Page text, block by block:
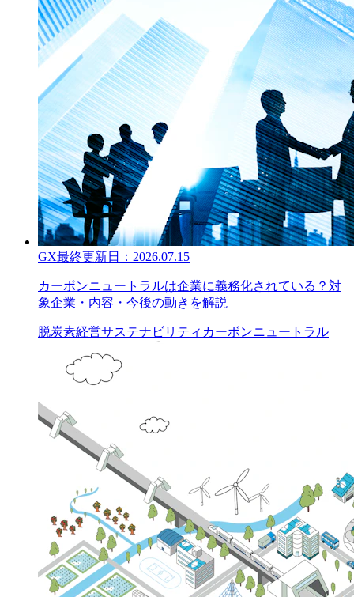
GX最終更新日： 2026.07.15
カーボンニュートラルは企業に義務化されている？対
象企業・内容・今後の動きを解説
脱炭素経営サステナビリティ カーボンニュートラル